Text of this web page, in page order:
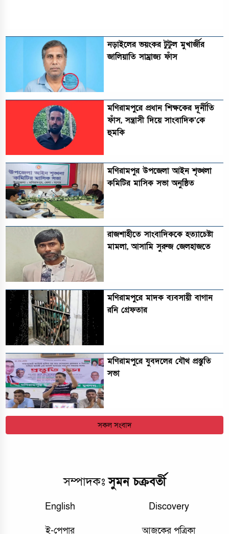
নড়াইলের ভয়ংকর টুটুল মুখার্জীর
জালিয়াতি সাম্রাজ্য ফাঁস
মণিরামপুরে প্রধান শিক্ষকের দূর্নীতি
ফাঁস, সন্ত্রাসী দিয়ে সাংবাদিক’কে
হুমকি
মণিরামপুর উপজেলা আইন শৃঙ্খলা
কমিটির মাসিক সভা অনুষ্ঠিত‎‎
রাজশাহীতে সাংবাদিককে হত্যাচেষ্টা
মামলা, আসামি সুরুজ জেলহাজতে
মণিরামপুরে মাদক ব্যবসায়ী বাগান
রনি গ্রেফতার
মণিরামপুরে যুবদলের যৌথ প্রস্তুতি
সভা
সকল সংবাদ
সম্পাদকঃসুমন চক্রবর্তী
English Discovery
ই-পেপার আজকের পত্রিকা